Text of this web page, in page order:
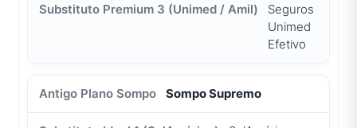
Seguros
Unimed
Efetivo
Sompo Supremo